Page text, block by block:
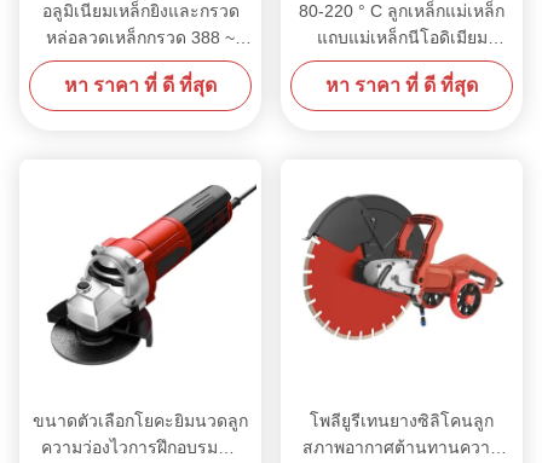
สื่อสารและการถ่ายทอดข้อมูลได้เรียบร้อย จุดที่กล่าวมาข้างต้น
เน้นข้อดีของการใช้สวิตช์เนอร์เครือข่ายอุปกรณ์นี้รับประกัน
ความน่าเชื่อถือและความสมบูรณ์ของการถ่ายทอดข้อมูล โดยอํา
นวยความสะดวกให้กับการไหลผ่านข้อมูลในสองทาง และทําให้
นวยความสะดวกในการนําระบบบัสมีฟังก์ชันเตือนอัตโนมัติ
ภายในที่แจ้งบุคลากรที่เกี่ยวข้องทันทีเกี่ยวกับความผิดพลาดใด ๆ
การดูแลและบํารุงรักษาที่ทันสมัย
อลูมิเนียมเหล็กยิงและกรวด
หล่อลวดเหล็กกรวด 388 ~
509HV มีความแข็งแรงสูง
หา ราคา ที่ ดี ที่สุด
80-220 ° C ลูกเหล็กแม่เหล็ก
แถบแม่เหล็กนีโอดิเมียม
ออกแบบเองมีเสถียรภาพ
หา ราคา ที่ ดี ที่สุด
ขนาดตัวเลือกโยคะยิมนวดลูก
ความว่องไวการฝึกอบรมน้ำ
โพลียูรีเทนยางซิลิโคนลูก
สภาพอากาศต้านทานความ